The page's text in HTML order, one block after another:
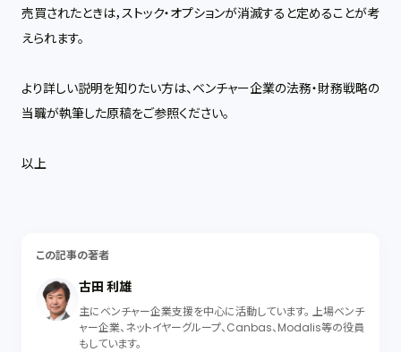
売買されたときは，ストック・オプションが消滅すると定めることが考
えられます。
より詳しい説明を知りたい方は、ベンチャー企業の法務・財務戦略の
当職が執筆した原稿をご参照ください。
以上
この記事の著者
古田 利雄
主にベンチャー企業支援を中心に活動しています。 上場ベンチ
ャー企業、ネットイヤーグループ、Canbas、Modalis等の役員
もしています。